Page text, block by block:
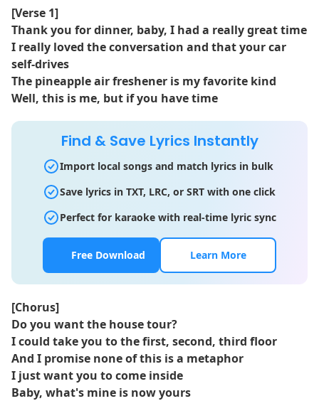
特有のカリスマ性のあるボーカルが特徴です。軽快な瞬間と、よ
り深く意味深いテーマを、共感しやすく楽しく融合させる彼女の
才能が存分に発揮されています。
[Verse 1]
Thank you for dinner, baby, I had a really great time
I really loved the conversation and that your car
self-drives
The pineapple air freshener is my favorite kind
Well, this is me, but if you have time
Find & Save Lyrics Instantly
Import local songs and match lyrics in bulk
Save lyrics in TXT, LRC, or SRT with one click
Perfect for karaoke with real-time lyric sync
Free Download Learn More
[Chorus]
Do you want the house tour?
I could take you to the first, second, third floor
And I promise none of this is a metaphor
I just want you to come inside
Baby, what's mine is now yours